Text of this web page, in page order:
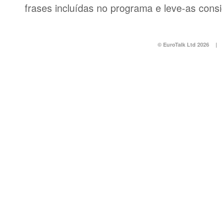
frases incluídas no programa e leve-as
© EuroTalk Ltd 2026 |